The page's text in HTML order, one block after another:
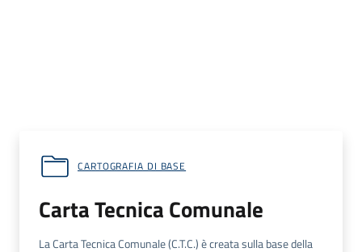
CARTOGRAFIA DI BASE
Carta Tecnica Comunale
La Carta Tecnica Comunale (C.T.C.) è creata sulla base della